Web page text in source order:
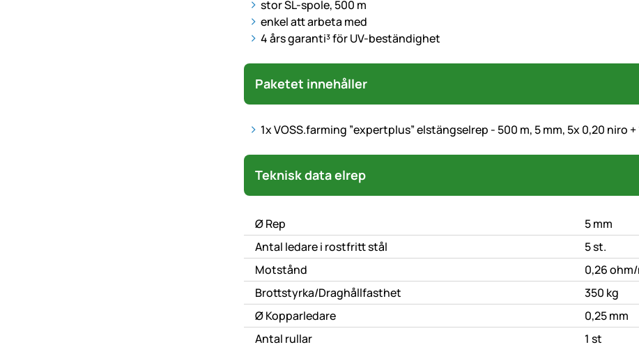
stor SL-spole, 500 m
enkel att arbeta med
4 års garanti³ för UV-beständighet
Paketet innehåller
1x VOSS.farming ”expertplus” elstängselrep - 500 m, 5 mm, 5x 0,20 niro
Technische Daten
Teknisk data elrep
Ø Rep
5 mm
Antal ledare i rostfritt stål
5 st.
Motstånd
0,26
Brottstyrka/Draghållfasthet
350 kg
Ø Kopparledare
0,25 mm
Antal rullar
1 st